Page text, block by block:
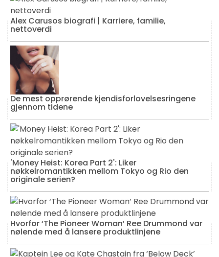
Alex Carusos biografi | Karriere, familie,
nettoverdi
De mest opprørende kjendisforlovelsesringene
gjennom tidene
'Money Heist: Korea Part 2': Liker
nøkkelromantikken mellom Tokyo og Rio den
originale serien?
Hvorfor ‘The Pioneer Woman’ Ree Drummond var
nølende med å lansere produktlinjene